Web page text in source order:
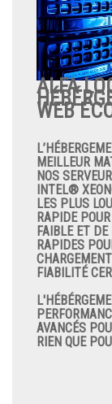
ALFA
WEB
MEILLEUR
NOS
INTEL®
LES PLUS
RAPIDE
FAIBLE ET
RAPIDES
FIABILITÉ
AVANCÉS
RIEN QUE